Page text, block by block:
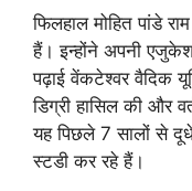
फिलहाल मोहित पांडे
हैं। इन्होंने अपनी
पढ़ाई वेंकटेश्वर वैदिक
डिग्री हासिल की और
यह पिछले 7 सालों से
स्टडी कर रहे हैं।